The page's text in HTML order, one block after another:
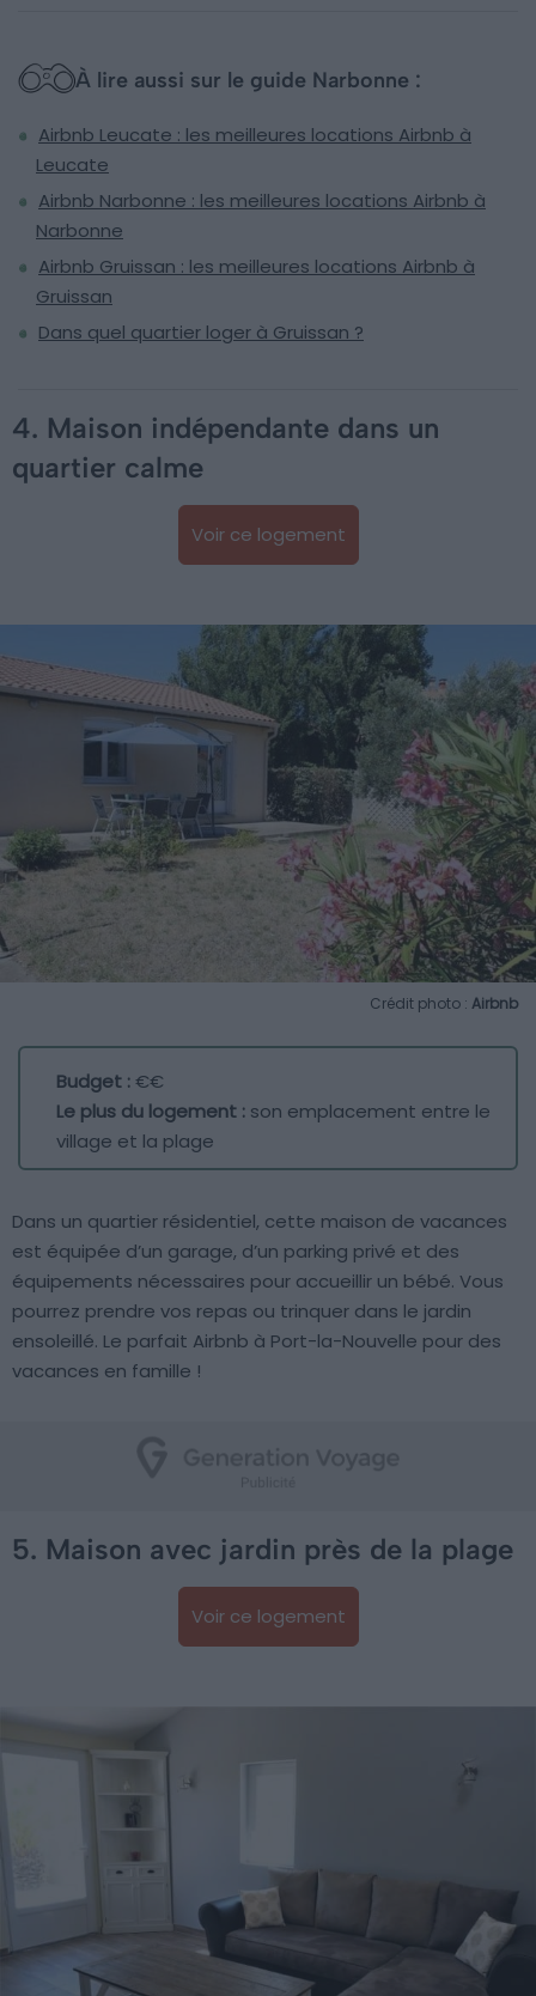
À lire aussi sur le guide Narbonne :
Airbnb Leucate : les meilleures locations Airbnb à
Leucate
Airbnb Narbonne : les meilleures locations Airbnb à
Narbonne
Airbnb Gruissan : les meilleures locations Airbnb à
Gruissan
Dans quel quartier loger à Gruissan ?
4. Maison indépendante dans un
quartier calme
Voir ce logement
Crédit photo : Airbnb
Budget :€€
Le plus du logement : son emplacement entre le
village et la plage
Dans un quartier résidentiel, cette maison de vacances
est équipée d’un garage, d’un parking privé et des
équipements nécessaires pour accueillir un bébé. Vous
pourrez prendre vos repas ou trinquer dans le jardin
ensoleillé. Le parfait Airbnb à Port-la-Nouvelle pour des
vacances en famille !
5. Maison avec jardin près de la plage
Voir ce logement